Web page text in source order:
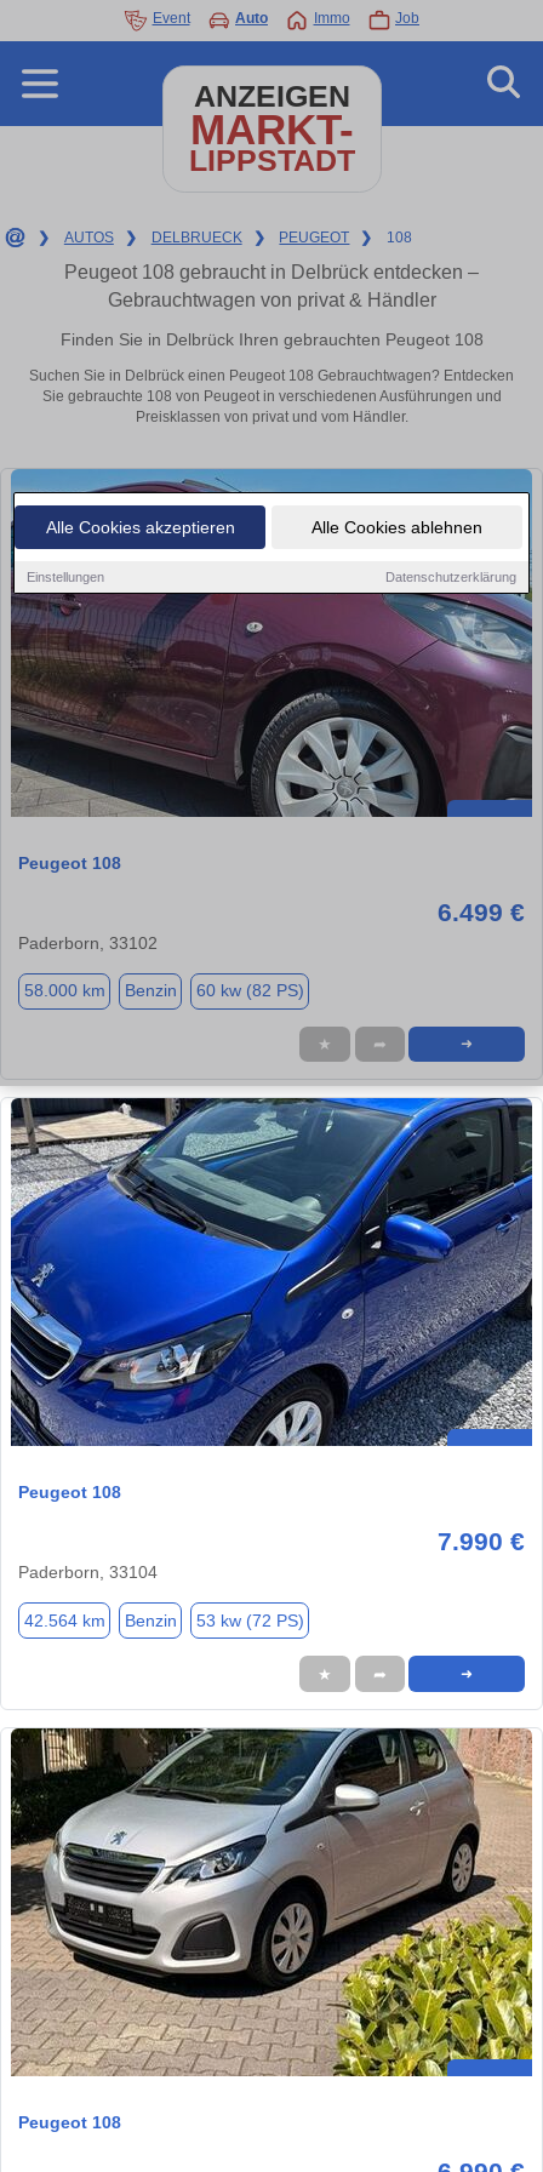
Alle Cookies akzeptieren Alle Cookies ablehnen
Einstellungen Datenschutzerklärung
Event Auto Immo Job
ANZEIGEN
MARKT-
LIPPSTADT
❯ AUTOS ❯ DELBRUECK ❯ PEUGEOT ❯ 108
Peugeot 108 gebraucht in Delbrück entdecken –
Gebrauchtwagen von privat & Händler
Finden Sie in Delbrück Ihren gebrauchten Peugeot 108
Suchen Sie in Delbrück einen Peugeot 108 Gebrauchtwagen? Entdecken
Sie gebrauchte 108 von Peugeot in verschiedenen Ausführungen und
Preisklassen von privat und vom Händler.
Peugeot 108
6.499 €
Paderborn, 33102
58.000 km Benzin 60 kw (82 PS)
★ ➦ ➜
Peugeot 108
7.990 €
Paderborn, 33104
42.564 km Benzin 53 kw (72 PS)
★ ➦ ➜
Peugeot 108